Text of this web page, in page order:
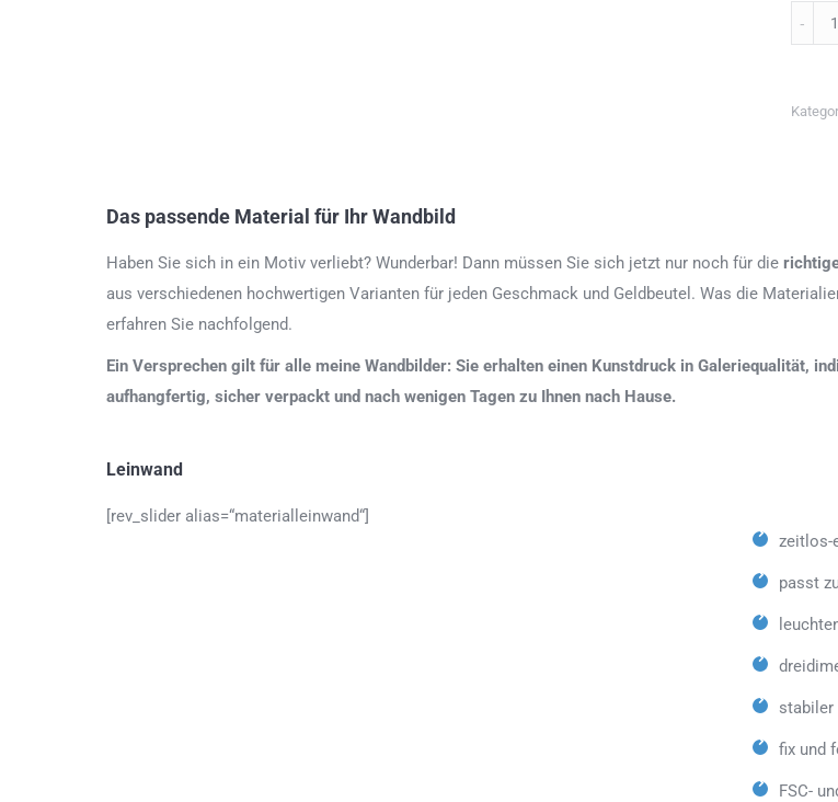
Menge
Das passende Material für Ihr Wandbild
Haben Sie sich in ein Motiv verliebt? Wunderbar! Dann müssen Sie sich jetzt nur noch für die
aus verschiedenen hochwertigen Varianten für jeden Geschmack und Geldbeutel. Was die
erfahren Sie nachfolgend.
Ein Versprechen gilt für alle meine Wandbilder: Sie erhalten einen Kunstdruck in Galeriequalität,
aufhangfertig, sicher verpackt und nach wenigen Tagen zu Ihnen nach Hause.
Leinwand
[rev_slider alias=“materialleinwand“]
zeitlos-
passt
stabiler
fix und
FSC-